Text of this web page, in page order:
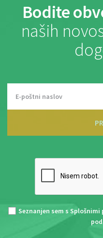
Bodite
naših
Seznanjen sem s Splošnimi